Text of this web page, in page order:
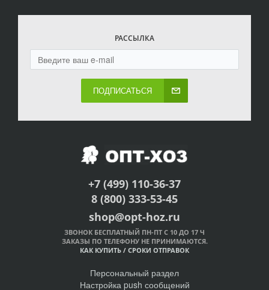
РАССЫЛКА
ПОДПИСАТЬСЯ
+7 (499) 110-36-37
8 (800) 333-53-45
shop@opt-hoz.ru
ЗВОНОК БЕСПЛАТНЫЙ ПН-ПТ С 10 ДО 17 Ч
ЗАКАЗЫ ПО ТЕЛЕФОНУ НЕ ПРИНИМАЮТСЯ.
КАК КУПИТЬ / СРОКИ ОТПРАВОК
Персональный раздел
Настройка push сообщений